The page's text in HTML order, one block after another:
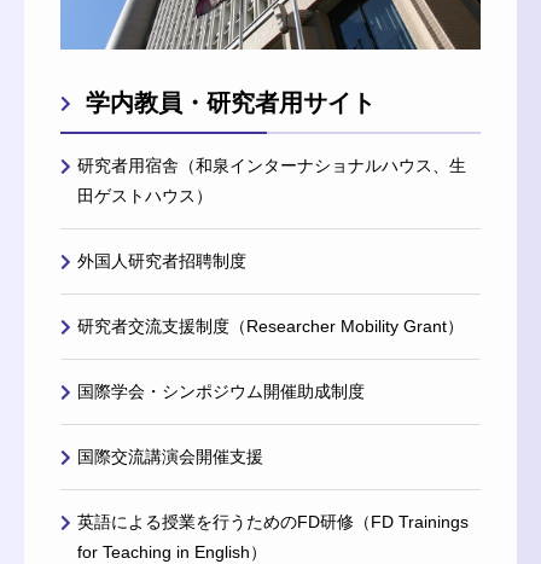
学内教員・研究者用サイト
研究者用宿舎（和泉インターナショナルハウス、生
田ゲストハウス）
外国人研究者招聘制度
研究者交流支援制度（Researcher Mobility Grant）
国際学会・シンポジウム開催助成制度
国際交流講演会開催支援
英語による授業を行うためのFD研修（FD Trainings
for Teaching in English）